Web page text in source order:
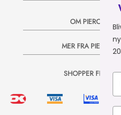
OM
MER FRA
SHOPPER FRA:
Vil du have
Bliv en del af
nyheder og vilde
20% rabatkode til dit